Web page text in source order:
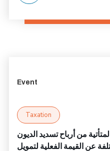
Event
Taxation
من أرباح تسديد الديون
عن القيمة الفعلية لتمويل